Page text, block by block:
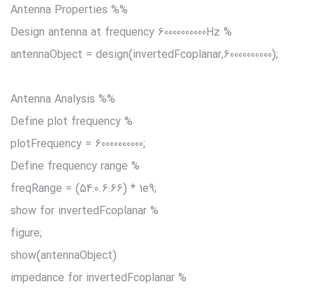
%% Antenna Properties
% Design antenna at frequency 60000000000Hz
;antennaObject = design(invertedFcoplanar,60000000000)
%% Antenna Analysis
% Define plot frequency
;plotFrequency = 60000000000
% Define frequency range
;freqRange = (54:0.6:66) * 1e9
% show for invertedFcoplanar
;figure
show(antennaObject)
% impedance for invertedFcoplanar